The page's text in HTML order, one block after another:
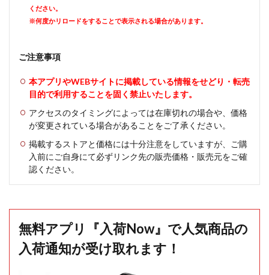
ください。
※何度かリロードをすることで表示される場合があります。
ご注意事項
本アプリやWEBサイトに掲載している情報をせどり・転売
目的で利用することを固く禁止いたします。
アクセスのタイミングによっては在庫切れの場合や、価格
が変更されている場合があることをご了承ください。
掲載するストアと価格には十分注意をしていますが、ご購
入前にご自身にて必ずリンク先の販売価格・販売元をご確
認ください。
無料アプリ『入荷Now』で人気商品の
入荷通知が受け取れます！